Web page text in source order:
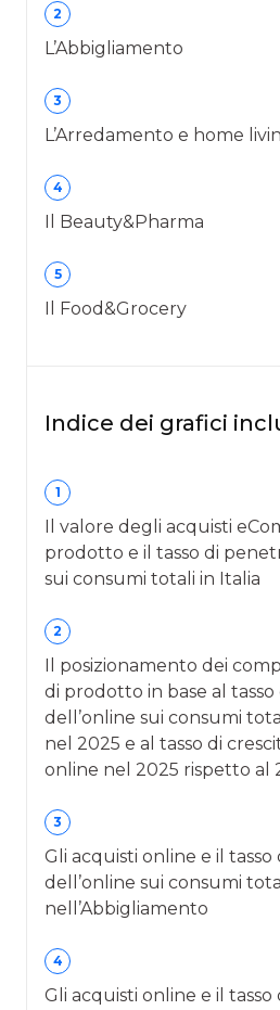
2
L’Abbigliamento
3
L’Arredamento e home
4
Il Beauty&Pharma
5
Il Food&Grocery
Indice dei grafici
1
Il valore degli acquisti
prodotto e il tasso di
sui consumi totali in Italia
2
Il posizionamento dei
di prodotto in base al
dell’online sui consumi
nel 2025 e al tasso di
online nel 2025 rispetto al
3
Gli acquisti online e il
dell’online sui consumi
nell’Abbigliamento
4
Gli acquisti online e il